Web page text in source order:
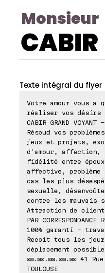
Monsieur
CABIR
Texte intégral du flyer
Votre amour vous a
réaliser vos désirs
CABIR GRAND VOYANT
Résoud vos
jeux et projets,
d'amour, affection,
fidélité entre
affective, problème
cas les plus
sexuelle,
contre les mauvais
Attraction de
PAR
100% garanti -
Recoit tous les
déplacement
⊠⊠.⊠⊠.⊠⊠.⊠⊠.⊠⊠ 41
TOULOUSE